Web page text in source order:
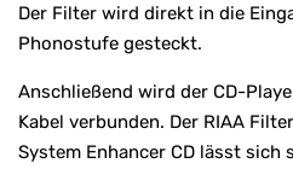
Der Filter wird direkt in die
Phonostufe gesteckt.
Anschließend wird der CD-
Kabel verbunden. Der RIAA
System Enhancer CD lässt sich